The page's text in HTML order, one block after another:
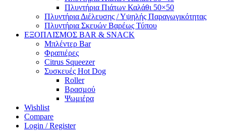
Πλυντήρια Πιάτων Καλάθι 50×50
Πλυντήρια Διέλευσης / Υψηλής Παραγωγικότητας
Πλυντήρια Σκευών Βαρέως Τύπου
ΕΞΟΠΛΙΣΜΟΣ BAR & SNACK
Μπλέντερ Bar
Φραπιέρες
Citrus Squeezer
Συσκευές Hot Dog
Roller
Βρασμού
Ψωμιέρα
Wishlist
Compare
Login / Register